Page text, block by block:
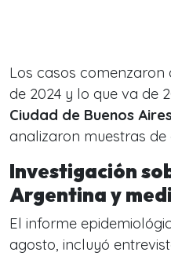
Los casos
de 2024 y lo que va de
Ciudad de Buenos
analizaron muestras
Investigación
Argentina y
El informe
agosto, incluyó